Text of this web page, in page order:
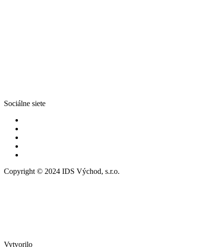
Sociálne siete
Copyright © 2024 IDS Východ, s.r.o.
Vytvorilo